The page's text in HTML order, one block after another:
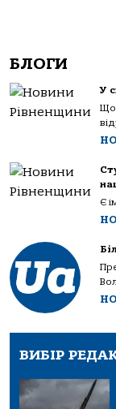
БЛОГИ
У
Є
ВИБІР